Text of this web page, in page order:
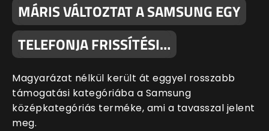
MÁRIS VÁLTOZTAT A SAMSUNG EGY
TELEFONJA FRISSÍTÉSI…
Magyarázat nélkül került át eggyel rosszabb
támogatási kategóriába a Samsung
középkategóriás terméke, ami a tavasszal jelent
meg.